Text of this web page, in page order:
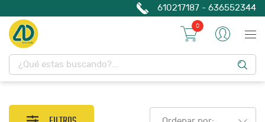
610217187 - 636552344
0